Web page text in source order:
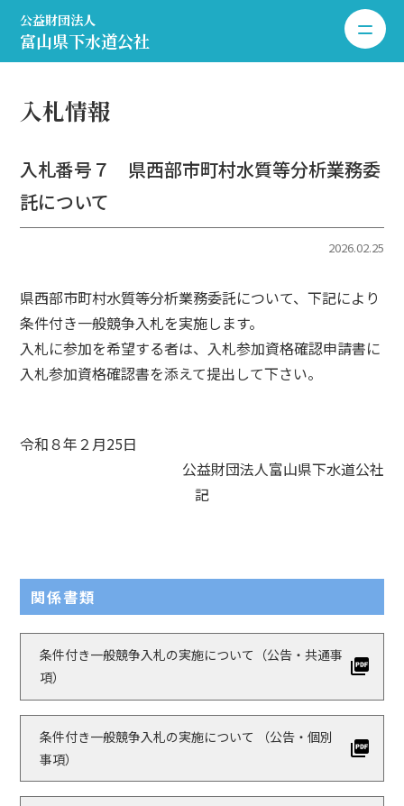
公益財団法人
富山県下水道公社 toggle
入札情報
入札番号７ 県西部市町村水質等分析業務委
託について
2026.02.25
県西部市町村水質等分析業務委託について、下記により
条件付き一般競争入札を実施します。
入札に参加を希望する者は、入札参加資格確認申請書に
入札参加資格確認書を添えて提出して下さい。
令和８年２月25日
公益財団法人富山県下水道公社
記
関係書類
条件付き一般競争入札の実施について（公告・共通事
項）
条件付き一般競争入札の実施について （公告・個別
事項）